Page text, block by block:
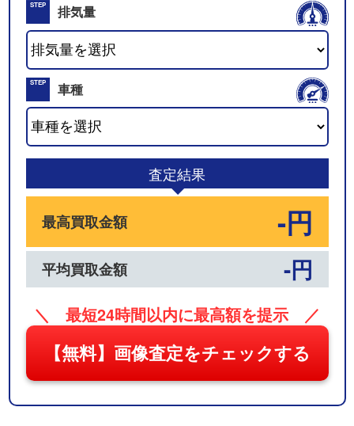
STEP
02
排気量
STEP
03
車種
査定結果
最高買取金額 -円
平均買取金額 -円
＼ 最短24時間以内に最高額を提示 ／
【無料】画像査定をチェックする